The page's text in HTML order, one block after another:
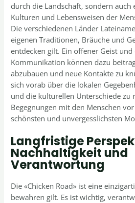
durch die Landschaft, sondern auch
Kulturen und Lebensweisen der
Die verschiedenen Länder
eigenen Traditionen, Bräuche und
entdecken gilt. Ein offener Geist
Kommunikation können dazu
abzubauen und neue Kontakte zu
sich vorab über die lokalen
und die kulturellen Unterschiede zu
Begegnungen mit den Menschen
schönsten und unvergesslichsten
Langfristige
Nachhaltigkeit und
Verantwortung
Die «Chicken Road» ist eine
bewahren gilt. Es ist wichtig,